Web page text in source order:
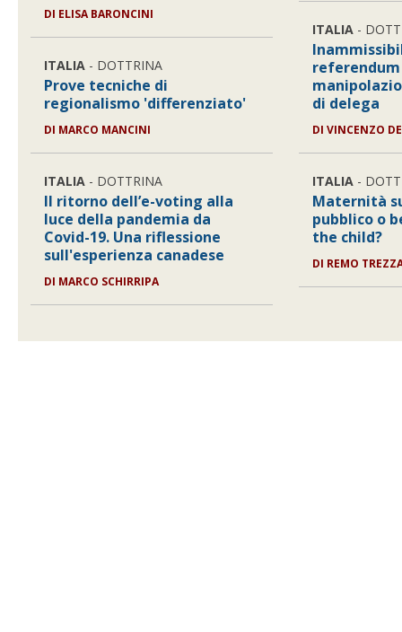
DI ELISA BARONCINI
ITALIA - DOTTRINA
Prove tecniche di
regionalismo 'differenziato'
DI MARCO MANCINI
ITALIA - DOTTRINA
Il ritorno dell’e-voting alla
luce della pandemia da
Covid-19. Una riflessione
sull'esperienza canadese
DI MARCO SCHIRRIPA
ITALIA -
di delega
DIVINCENZO
ITALIA -
Maternità
pubblico o
the child?
DI REMO